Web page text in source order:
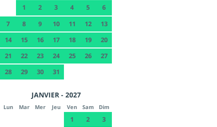
1 2 3 4 5
6
7
8 9 10 11 12
13
14
15 16 17 18 19
20
21
22 23 24 25 26
27
28
29 30 31
JANVIER - 2027
Lun Mar Mer Jeu Ven Sam Dim
1 2
3